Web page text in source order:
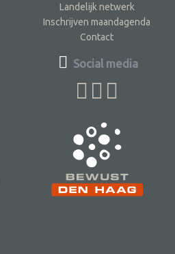
Landelijk netwerk
Inschrijven maandagenda
Contact
Social media